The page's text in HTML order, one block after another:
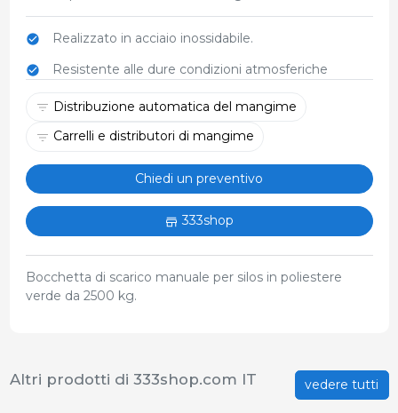
Realizzato in acciaio inossidabile.
Resistente alle dure condizioni atmosferiche
Distribuzione automatica del mangime
Carrelli e distributori di mangime
Chiedi un preventivo
333shop
Bocchetta di scarico manuale per silos in poliestere
verde da 2500 kg.
vedere tutti
Altri prodotti di 333shop.com IT